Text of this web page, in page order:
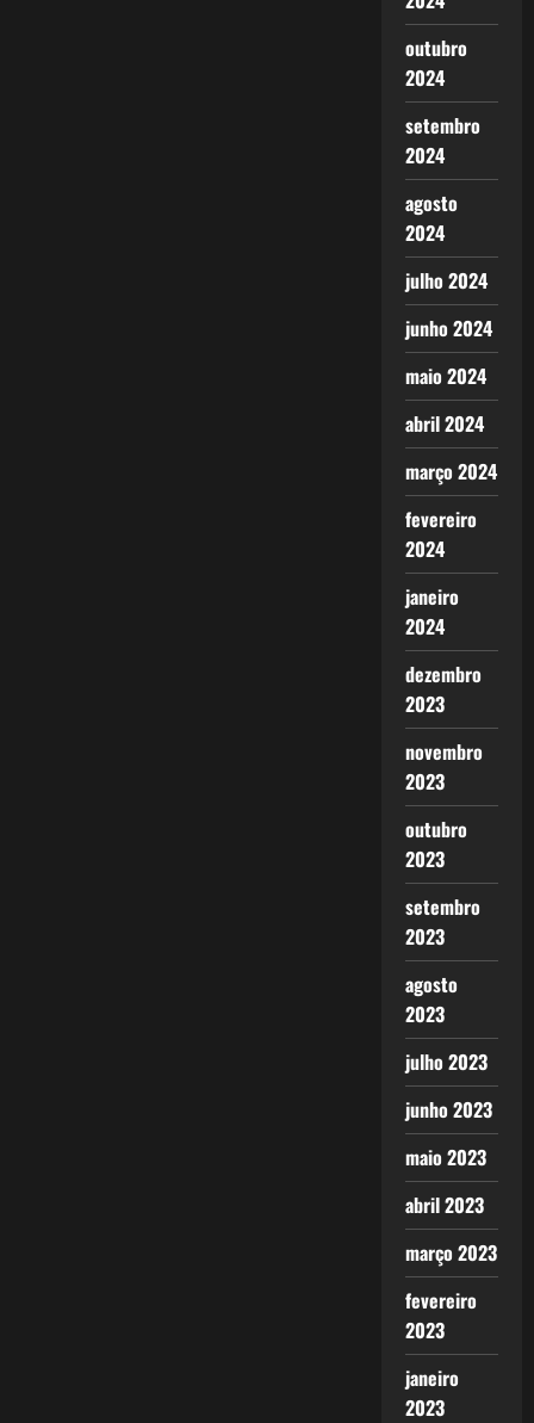
outubro
2024
setembro
2024
agosto
2024
julho 2024
junho 2024
maio 2024
abril 2024
março 2024
fevereiro
2024
janeiro
2024
dezembro
2023
novembro
2023
outubro
2023
setembro
2023
agosto
2023
julho 2023
junho 2023
maio 2023
abril 2023
março 2023
fevereiro
2023
janeiro
2023